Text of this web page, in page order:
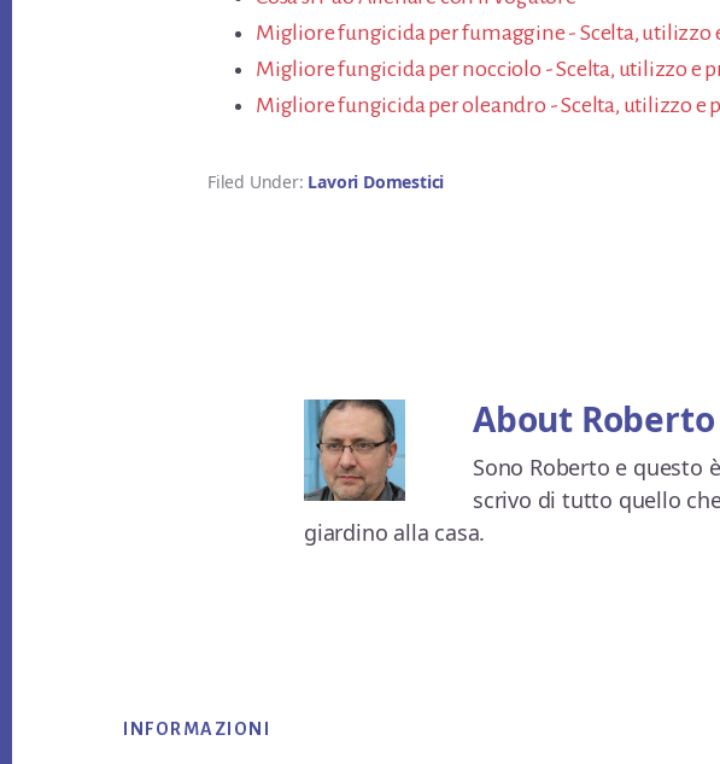
Migliore fungicida per fumaggine - Scelta, utilizzo
Migliore fungicida per nocciolo - Scelta, utilizzo e
Migliore fungicida per oleandro - Scelta, utilizzo e
Filed Under: Lavori Domestici
About
Sono Roberto e questo
scrivo di tutto quello
giardino alla casa.
FooterINFORMAZIONI